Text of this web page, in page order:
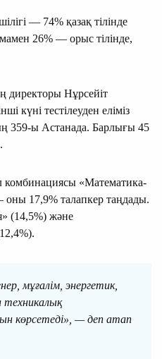
— 74% қазақ тілінде
26% — орыс тілінде,
директоры Нұрсейіт
күні тестілеуден еліміз
359-ы Астанада. Барлығы 45
комбинациясы «Математика-
17,9% талапкер таңдады.
(14,5%) және
мұғалім, энергетик,
көрсетеді», — деп атап